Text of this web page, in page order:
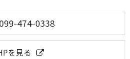
099-474-0338
を見る